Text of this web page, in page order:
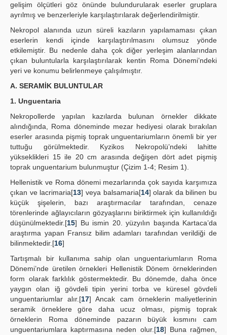
gelişim ölçütleri göz önünde bulundurularak eserler gruplara
ayrılmış ve benzerleriyle karşılaştırılarak değerlendirilmiştir.
Nekropol alanında uzun süreli kazıların yapılamaması çıkan
eserlerin kendi içinde karşılaştırılmasını olumsuz yönde
etkilemiştir. Bu nedenle daha çok diğer yerleşim alanlarından
çıkan buluntularla karşılaştırılarak kentin Roma Dönemi’ndeki
yeri ve konumu belirlenmeye çalışılmıştır.
A. SERAMİK BULUNTULAR
1. Unguentaria
Nekropollerde yapılan kazılarda bulunan örnekler dikkate
alındığında, Roma döneminde mezar hediyesi olarak bırakılan
eserler arasında pişmiş toprak unguentariumların önemli bir yer
tuttuğu görülmektedir. Kyzikos Nekropolü’ndeki lahitte
yükseklikleri 15 ile 20 cm arasında değişen dört adet pişmiş
toprak unguentarium bulunmuştur (Çizim 1-4; Resim 1).
Hellenistik ve Roma dönemi mezarlarında çok sayıda karşımıza
çıkan ve lacrimaria[13] veya balsamaria[14] olarak da bilinen bu
küçük şişelerin, bazı araştırmacılar tarafından, cenaze
törenlerinde ağlayıcıların gözyaşlarını biriktirmek için kullanıldığı
düşünülmektedir.[15] Bu ismin 20. yüzyılın başında Kartaca’da
araştırma yapan Fransız bilim adamları tarafından verildiği de
bilinmektedir.[16]
Tartışmalı bir kullanıma sahip olan unguentariumların Roma
Dönemi’nde üretilen örnekleri Hellenistik Dönem örneklerinden
form olarak farklılık göstermektedir. Bu dönemde, daha önce
yaygın olan iğ gövdeli tipin yerini torba ve küresel gövdeli
unguentariumlar alır.[17] Ancak cam örneklerin maliyetlerinin
seramik örneklere göre daha ucuz olması, pişmiş toprak
örneklerin Roma döneminde pazarın büyük kısmını cam
unguentariumlara kaptırmasına neden olur.[18] Buna rağmen,